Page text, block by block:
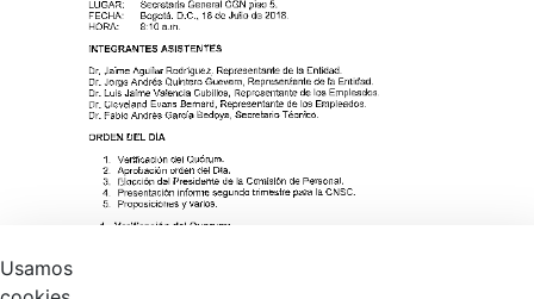
Usamos